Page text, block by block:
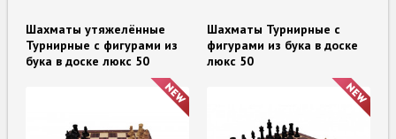
Шахматы утяжелённые
Турнирные с фигурами из
бука в доске люкс 50
Шахматы Турнирные с
фигурами из бука в доске
люкс 50